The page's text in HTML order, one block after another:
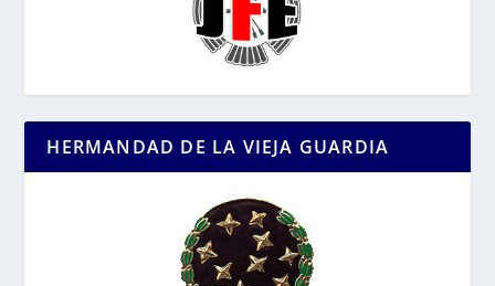
HERMANDAD DE LA VIEJA GUARDIA